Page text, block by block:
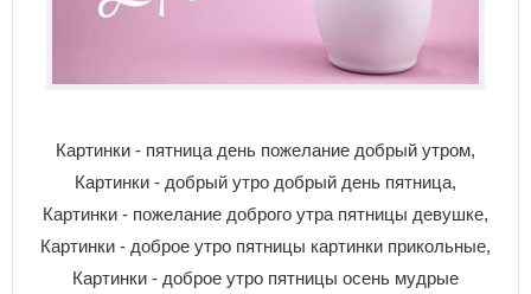
Картинки - пятница день пожелание добрый утром,
Картинки - добрый утро добрый день пятница,
Картинки - пожелание доброго утра пятницы девушке,
Картинки - доброе утро пятницы картинки прикольные,
Картинки - доброе утро пятницы осень мудрые